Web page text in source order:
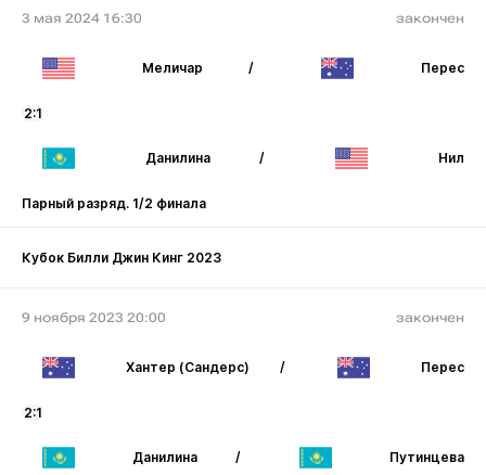
3 мая 2024 16:30 закончен
Меличар / Перес
2:1
Данилина / Нил
Парный разряд. 1/2 финала
Кубок Билли Джин Кинг 2023
9 ноября 2023 20:00 закончен
Хантер (Сандерс) / Перес
2:1
Данилина / Путинцева